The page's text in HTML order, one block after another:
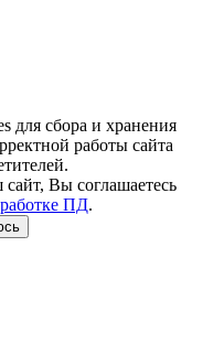
для сбора и хранения
работы сайта
Вы соглашаетесь
ПД.